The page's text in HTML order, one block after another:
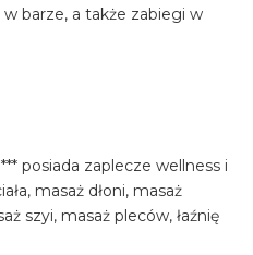
w barze, a także zabiegi w
posiada zaplecze wellness i
masaż dłoni, masaż
szyi, masaż pleców, łaźnię